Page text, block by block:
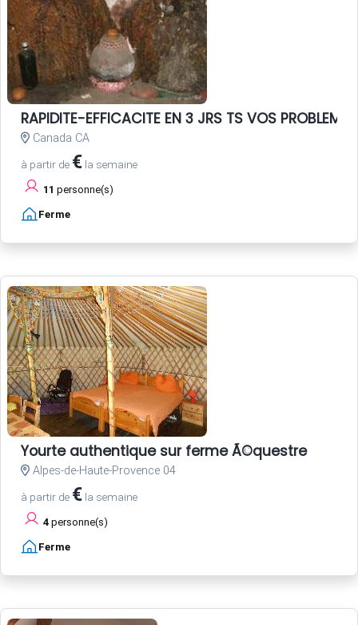
RAPIDITE-EFFICACITE EN 3 JRS TS VOS
Canada CA
à partir de € la semaine
11 personne(s)
Ferme
Yourte authentique sur ferme Ã©questre
Alpes-de-Haute-Provence 04
à partir de € la semaine
4 personne(s)
Ferme